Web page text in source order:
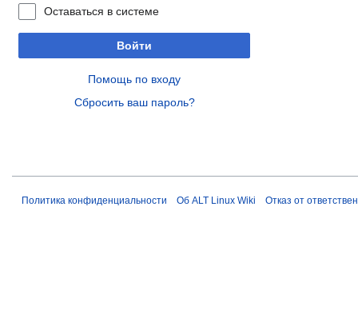
Оставаться в системе
Войти
Помощь по входу
Сбросить ваш пароль?
Политика конфиденциальности Об ALT Linux Wiki Отказ от